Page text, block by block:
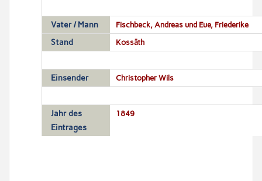
Vater / Mann Fischbeck, Andreas und Eue, Friederike
Stand Kossäth
Einsender Christopher Wils
Jahr des
Eintrages
1849